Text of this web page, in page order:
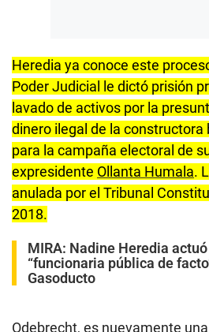
Heredia ya conoce este
Poder Judicial le dictó prisión
lavado de activos por la
dinero ilegal de la constructora
para la campaña electoral de
expresidente Ollanta Humala.
anulada por el Tribunal
2018.
MIRA: Nadine Heredia
“funcionaria pública de
Gasoducto
Odebrecht, es nuevamente